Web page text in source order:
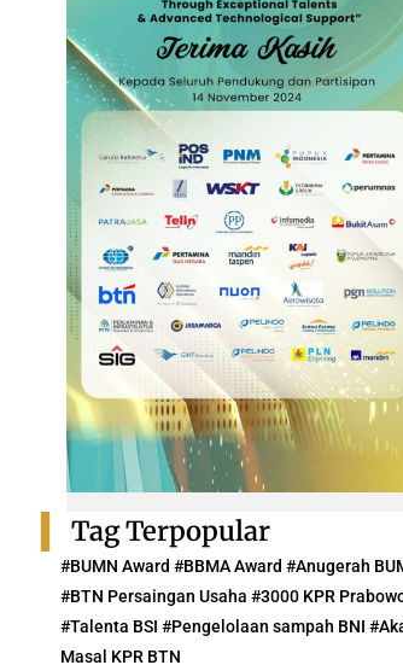
Tag Terpopular
#BUMN Award #BBMA Award #Anugerah
#BTN Persaingan Usaha #3000 KPR
#Talenta BSI #Pengelolaan sampah BNI
Masal KPR BTN